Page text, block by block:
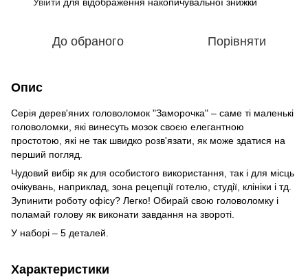
До обраного Порівняти
Опис
Серія дерев'яних головоломок "Заморочка" – саме ті маленькі
головоломки, які винесуть мозок своєю елегантною
простотою, які не так швидко розв'язати, як може здатися на
перший погляд.
Чудовий вибір як для особистого використання, так і для місць
очікувань, наприклад, зона рецепції готелю, студії, клініки і тд.
Зупинити роботу офісу? Легко! Обирай свою головоломку і
поламай голову як виконати завдання на звороті.
У наборі – 5 деталей.
Характеристики